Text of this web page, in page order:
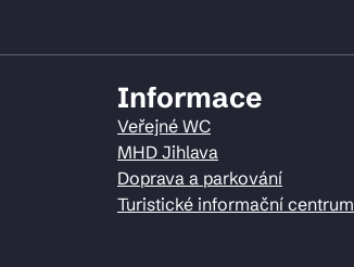
Informace
Veřejné WC
MHD Jihlava
Doprava a parkování
Turistické informační centrum